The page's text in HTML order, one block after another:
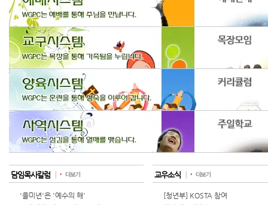
담임목사칼럼
ㆍ '을미년'은 '예수의 해'
교우소식
ㆍ [청년부] KOSTA 참여